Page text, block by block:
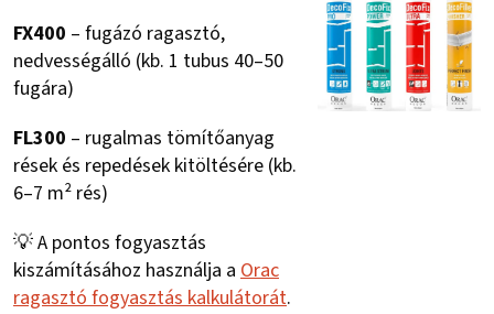
FX400 – fugázó ragasztó,
nedvességálló (kb. 1 tubus 40–50
fugára)
FL300 – rugalmas tömítőanyag
rések és repedések kitöltésére (kb.
6–7 m² rés)
💡 A pontos fogyasztás
kiszámításához használja a Orac
ragasztó fogyasztás kalkulátorát.